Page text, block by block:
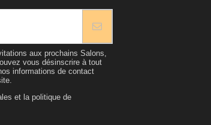
aux prochains Salons,
vous désinscrire à tout
informations de contact
et la politique de